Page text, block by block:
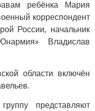
ребёнка Мария
корреспондент
России, начальник
Владислав
области включён
представляют